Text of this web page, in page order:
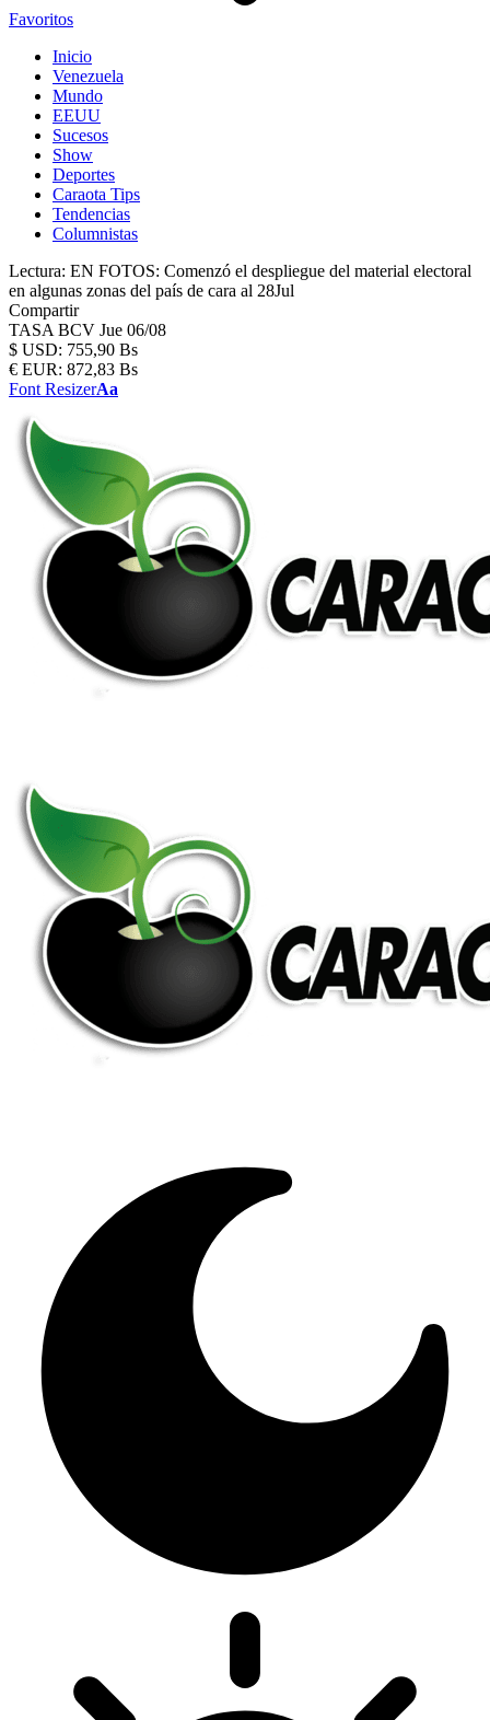
Favoritos
Inicio
Venezuela
Mundo
EEUU
Sucesos
Show
Deportes
Caraota Tips
Tendencias
Columnistas
Lectura: EN FOTOS: Comenzó el despliegue del material electoral
en algunas zonas del país de cara al 28Jul
Compartir
TASA BCV Jue 06/08
$ USD: 755,90 Bs
€ EUR: 872,83 Bs
Font ResizerAa